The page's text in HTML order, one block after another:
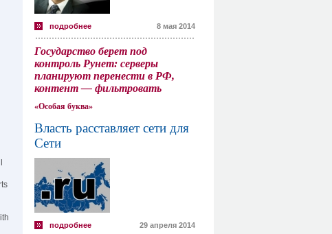
подробнее 8 мая 2014
Государство берет под
контроль Рунет: серверы
планируют перенести в РФ,
контент — фильтровать
«Особая буква»
Власть расставляет сети для
Сети
подробнее 29 апреля 2014